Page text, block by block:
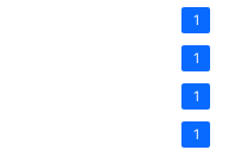
1
1
1
1